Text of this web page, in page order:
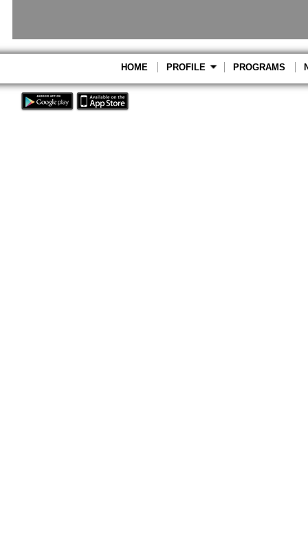
PROGRAMS
PROFILE
HOME